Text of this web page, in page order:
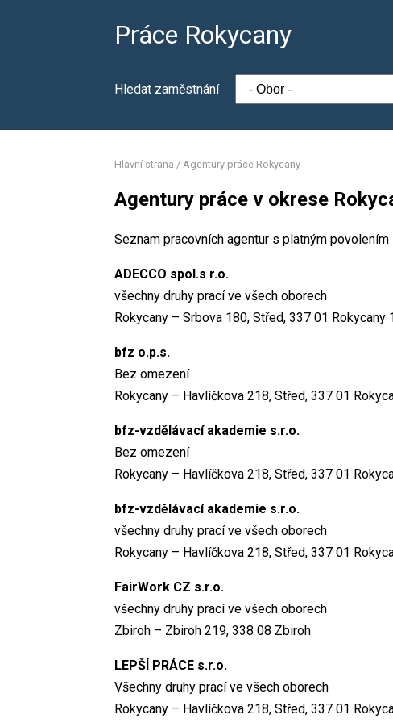
Práce Rokycany
Hledat zaměstnání
Hlavní strana / Agentury práce Rokycany
Agentury práce v okrese
Seznam pracovních agentur s platným
ADECCO spol.s r.o.
všechny druhy prací ve všech oborech
Rokycany – Srbova 180, Střed, 337 01 Rokycany
bfz o.p.s.
Bez omezení
Rokycany – Havlíčkova 218, Střed, 337 01
bfz-vzdělávací akademie s.r.o.
Bez omezení
Rokycany – Havlíčkova 218, Střed, 337 01
bfz-vzdělávací akademie s.r.o.
všechny druhy prací ve všech oborech
Rokycany – Havlíčkova 218, Střed, 337 01
FairWork CZ s.r.o.
všechny druhy prací ve všech oborech
Zbiroh – Zbiroh 219, 338 08 Zbiroh
LEPŠÍ PRÁCE s.r.o.
Všechny druhy prací ve všech oborech
Rokycany – Havlíčkova 218, Střed, 337 01